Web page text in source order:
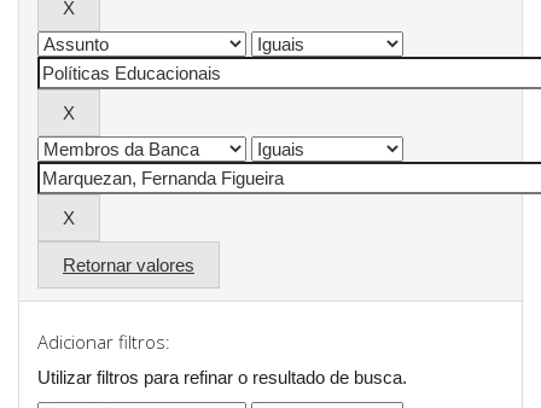
Retornar valores
Adicionar filtros:
Utilizar filtros para refinar o resultado de busca.